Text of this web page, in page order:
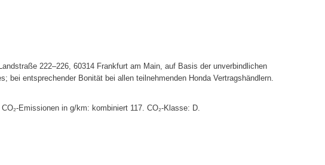
222–226, 60314 Frankfurt am Main, auf Basis der unverbindlichen
bei entsprechender Bonität bei allen teilnehmenden Honda Vertragshändlern.
Emissionen in g/km: kombiniert 117. CO₂-Klasse: D.